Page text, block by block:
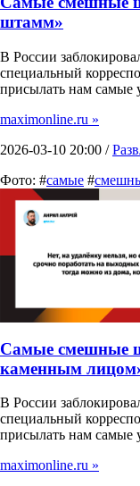
штамм»
В России
специальный
присылать нам самые
maximonline.ru »
2026-03-10 20:00 /
Фото: #самые #
Самые смешные
каменным
В России
специальный
присылать нам самые
maximonline.ru »